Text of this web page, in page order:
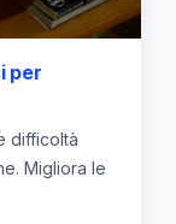
per
difficoltà
Migliora le